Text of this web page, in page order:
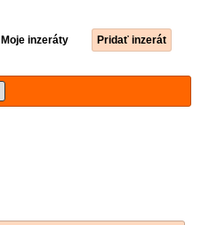
Moje inzeráty Pridať inzerát